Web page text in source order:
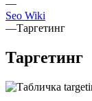
—
Seo Wiki
—Таргетинг
Таргетинг